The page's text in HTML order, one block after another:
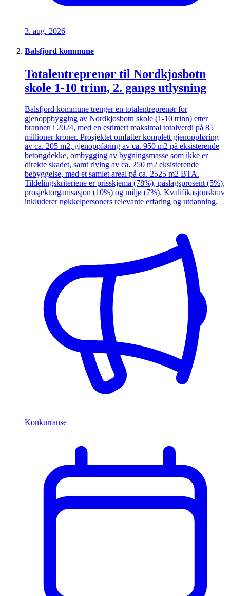
3. aug. 2026
Balsfjord kommune
Totalentreprenør til Nordkjosbotn
skole 1-10 trinn, 2. gangs utlysning
Balsfjord kommune trenger en totalentreprenør for
gjenoppbygging av Nordkjosbotn skole (1-10 trinn) etter
brannen i 2024, med en estimert maksimal totalverdi på 85
millioner kroner. Prosjektet omfatter komplett gjenoppføring
av ca. 205 m2, gjenoppføring av ca. 950 m2 på eksisterende
betongdekke, ombygging av bygningsmasse som ikke er
direkte skadet, samt riving av ca. 250 m2 eksisterende
bebyggelse, med et samlet areal på ca. 2525 m2 BTA.
Tildelingskriteriene er prisskjema (78%), påslagsprosent (5%),
prosjektorganisasjon (10%) og miljø (7%). Kvalifikasjonskrav
inkluderer nøkkelpersoners relevante erfaring og utdanning.
Konkurranse